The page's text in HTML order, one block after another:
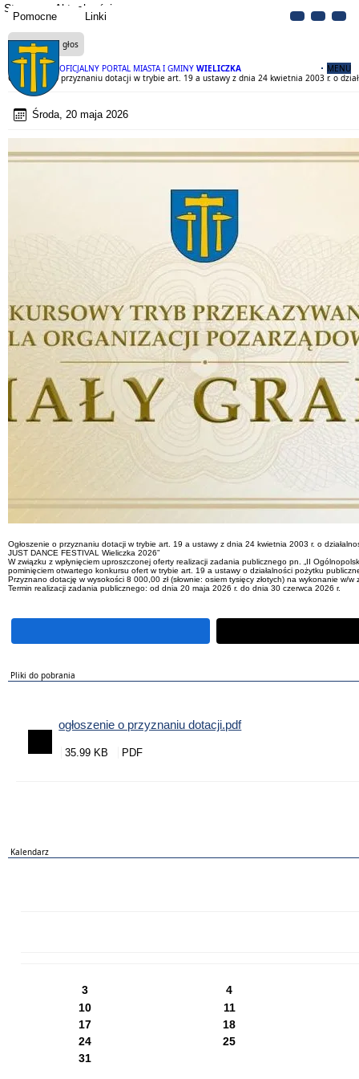
Pomocne Linki
OFICJALNY PORTAL MIASTA I GMINY WIELICZKA MENU
Strona Aktualności
Czytaj na głos
Ogłoszenie o przyznaniu dotacji w trybie art. 19 a ustawy z dnia 24 kwietnia 2003 r. o
Środa, 20 maja 2026
Ogłoszenie o przyznaniu dotacji w trybie art. 19 a ustawy z dnia 24 kwietnia 2003 r. o
JUST DANCE FESTIVAL Wieliczka 2026”
W związku z wpłynięciem uproszczonej oferty realizacji zadania publicznego pn. „II
pominięciem otwartego konkursu ofert w trybie art. 19 a ustawy o działalności pożytku
Przyznano dotację w wysokości 8 000,00 zł (słownie: osiem tysięcy złotych) na wykonanie
Termin realizacji zadania publicznego: od dnia 20 maja 2026 r. do dnia 30 czerwca 2026 r.
Pliki do pobrania
ogłoszenie o przyznaniu dotacji.pdf
35.99 KB
Kalendarz
3
4
10
11
17
18
24
25
31